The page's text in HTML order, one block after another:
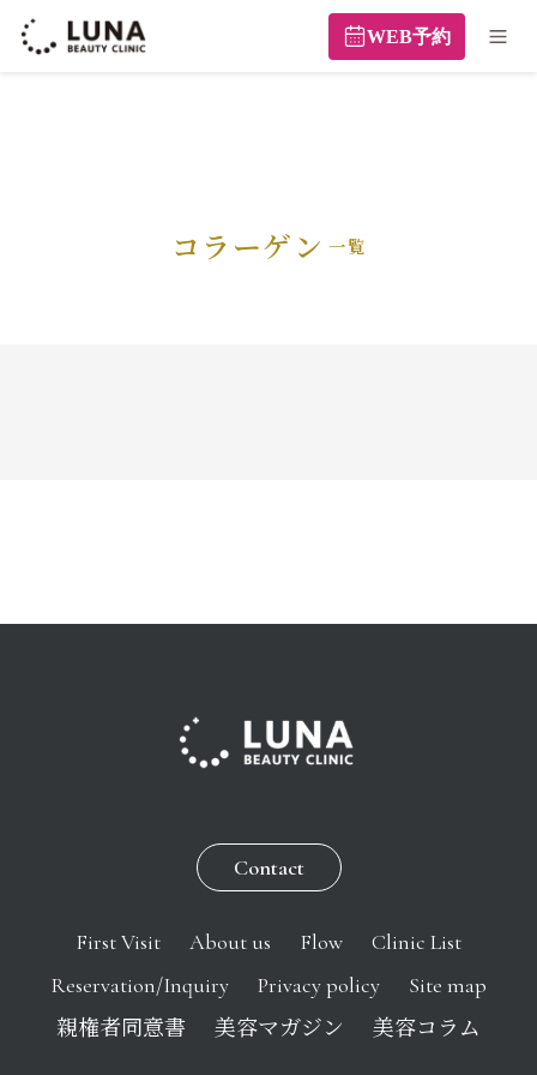
WEB予約
コラーゲン
Contact
First Visit About us Flow
Clinic List
Reservation/Inquiry
Privacy policy
Site map
親権者同意書
美容マガジン 美容コラム